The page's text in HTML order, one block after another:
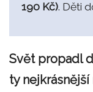
190 Kč). Děti
Svět propadl
ty